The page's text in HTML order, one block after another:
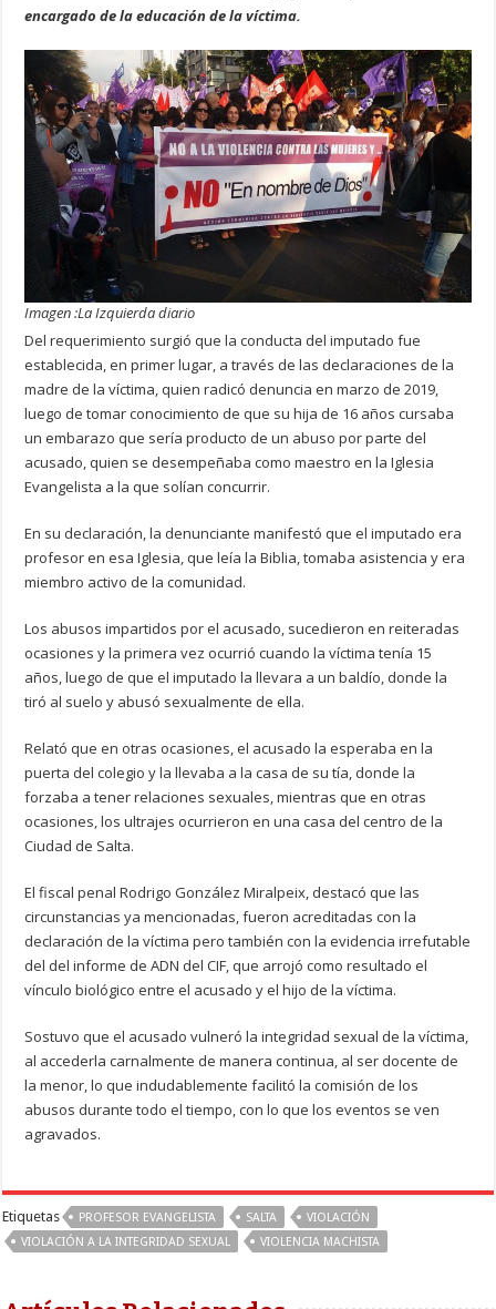
encargado de la educación de la víctima.
Imagen :La Izquierda diario
Del requerimiento surgió que la conducta del imputado fue
establecida, en primer lugar, a través de las declaraciones de la
madre de la víctima, quien radicó denuncia en marzo de 2019,
luego de tomar conocimiento de que su hija de 16 años cursaba
un embarazo que sería producto de un abuso por parte del
acusado, quien se desempeñaba como maestro en la Iglesia
Evangelista a la que solían concurrir.
En su declaración, la denunciante manifestó que el imputado era
profesor en esa Iglesia, que leía la Biblia, tomaba asistencia y era
miembro activo de la comunidad.
Los abusos impartidos por el acusado, sucedieron en reiteradas
ocasiones y la primera vez ocurrió cuando la víctima tenía 15
años, luego de que el imputado la llevara a un baldío, donde la
tiró al suelo y abusó sexualmente de ella.
Relató que en otras ocasiones, el acusado la esperaba en la
puerta del colegio y la llevaba a la casa de su tía, donde la
forzaba a tener relaciones sexuales, mientras que en otras
ocasiones, los ultrajes ocurrieron en una casa del centro de la
Ciudad de Salta.
El fiscal penal Rodrigo González Miralpeix, destacó que las
circunstancias ya mencionadas, fueron acreditadas con la
declaración de la víctima pero también con la evidencia irrefutable
del del informe de ADN del CIF, que arrojó como resultado el
vínculo biológico entre el acusado y el hijo de la víctima.
Sostuvo que el acusado vulneró la integridad sexual de la víctima,
al accederla carnalmente de manera continua, al ser docente de
la menor, lo que indudablemente facilitó la comisión de los
abusos durante todo el tiempo, con lo que los eventos se ven
agravados.
Etiquetas PROFESOR EVANGELISTA SALTA
VIOLACIÓN
VIOLACIÓN A LA INTEGRIDAD SEXUAL
VIOLENCIA MACHISTA